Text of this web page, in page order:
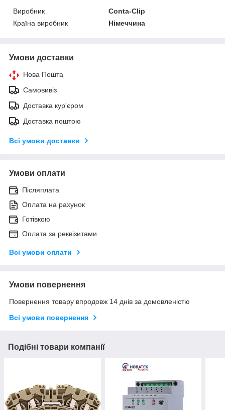
Виробник
Conta-Clip
Країна виробник
Німеччина
Умови доставки
Нова Пошта
Самовивіз
Доставка кур'єром
Доставка поштою
Всі умови доставки
Умови оплати
Післяплата
Оплата на рахунок
Готівкою
Оплата за реквізитами
Всі умови оплати
Умови повернення
Повернення товару впродовж 14 днів за домовленістю
Всі умови повернення
Подібні товари компанії